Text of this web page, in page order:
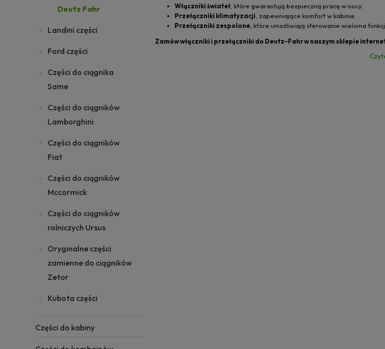
Deutz Fahr
Landini części
Ford części
Części do ciągnika
Same
Części do ciągników
Lamborghini
Części do ciągników
Fiat
Części do ciągników
Mccormick
Części do ciągników
rolniczych Ursus
Oryginalne części
zamienne do ciągników
Zetor
Kubota części
Części do kabiny
Włączniki świateł, które gwarantują bezpieczną pracę w nocy.
Przełączniki klimatyzacji, zapewniające komfort w kabinie.
Przełączniki zespolone, które umożliwiają sterowanie wieloma
Zamów włączniki i przełączniki do Deutz-Fahr w naszym sklepie